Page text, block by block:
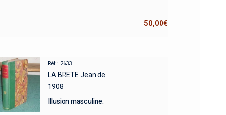
50,00€
Réf : 2633
LA BRETE Jean de
1908
Illusion masculine.